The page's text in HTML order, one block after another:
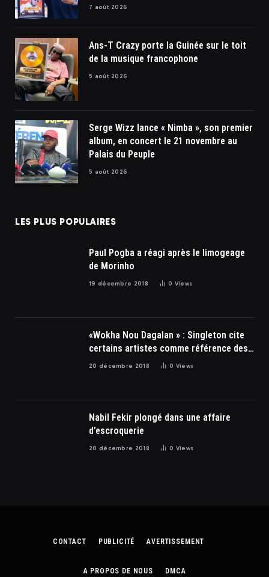
7 août 2026
Ans-T Crazy porte la Guinée sur le toit
de la musique francophone
5 août 2026
Serge Wizz lance « Nimba », son premier
album, en concert le 21 novembre au
Palais du Peuple
5 août 2026
LES PLUS POPULAIRES
Paul Pogba a réagi après le limogeage
de Morinho
19 décembre 2018 0 Views
«Wokha Nou Dagalan » : Singleton cite
certains artistes comme référence des
soulards
20 décembre 2018 0 Views
Nabil Fekir plongé dans une affaire
d’escroquerie
20 décembre 2018 0 Views
CONTACT PUBLICITÉ AVERTISSEMENT
A PROPOS DE NOUS DMCA